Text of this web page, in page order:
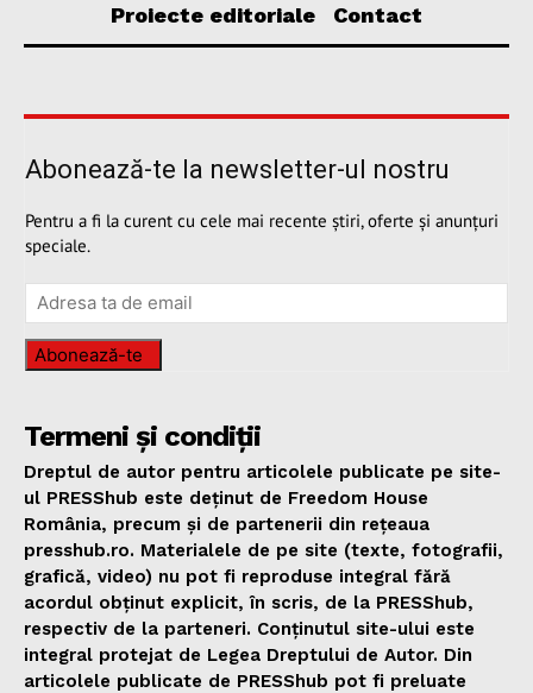
Proiecte editoriale
Contact
Abonează-te la newsletter-ul nostru
Pentru a fi la curent cu cele mai recente știri, oferte și anunțuri
speciale.
Abonează-te
Termeni și condiții
Dreptul de autor pentru articolele publicate pe site-
ul PRESShub este deținut de Freedom House
România, precum și de partenerii din rețeaua
presshub.ro. Materialele de pe site (texte, fotografii,
grafică, video) nu pot fi reproduse integral fără
acordul obținut explicit, în scris, de la PRESShub,
respectiv de la parteneri. Conținutul site-ului este
integral protejat de Legea Dreptului de Autor. Din
articolele publicate de PRESShub pot fi preluate